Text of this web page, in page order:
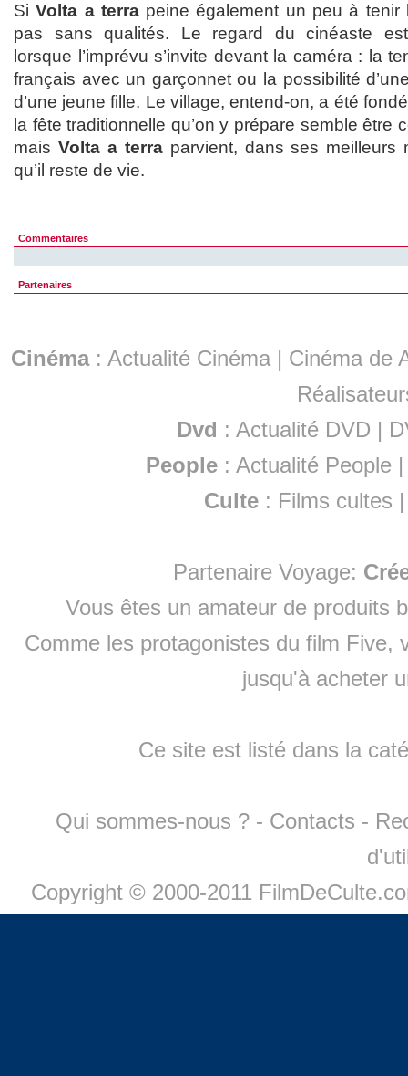
SiVolta a terrapeine également un peu à tenir
pas sans qualités. Le regard du cinéaste
lorsque l’imprévu s’invite devant la caméra : la
français avec un garçonnet ou la possibilité
d’une jeune fille. Le village, entend-on, a été
la fête traditionnelle qu’on y prépare semble être
mais Volta a terraparvient, dans ses meilleurs
qu’il reste de vie.
Commentaires
Partenaires
Cinéma: Actualité Cinéma | Cinéma de
Dvd : Actualité DVD |
People :Actualité People
Culte : Films cultes
Partenaire Voyage:
Vous êtes un amateur de produits
Comme les protagonistes du film Five,
jusqu'à acheter
Ce site est listé dans la
Qui sommes-nous ? - Contacts -
Copyright © 2000-2011